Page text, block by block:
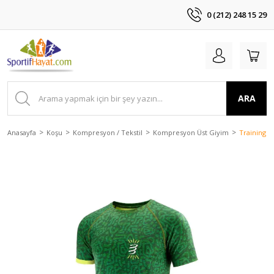
0 (212) 248 15 29
ARA
Anasayfa Koşu Kompresyon / Tekstil Kompresyon Üst Giyim Training